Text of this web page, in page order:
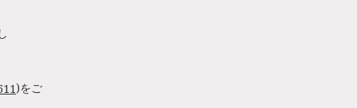
)をご